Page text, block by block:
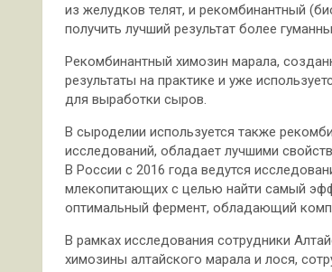
из желудков телят, и рекомбинантный
получить лучший результат более
Рекомбинантный химозин марала,
результаты на практике и уже
для выработки сыров.
В сыроделии используется также
исследований, обладает лучшими
В России с 2016 года ведутся
млекопитающих с целью найти самый
оптимальный фермент, обладающий
В рамках исследования сотрудники
химозины алтайского марала и лося,